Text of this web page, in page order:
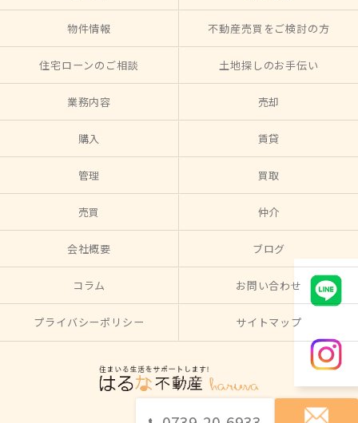
物件情報 不動産売買をご検討の方
住宅ローンのご相談 土地探しのお手伝い
業務内容 売却
購入 賃貸
管理 買取
売買 仲介
会社概要 ブログ
コラム お問い合わせ
プライバシーポリシー サイトマップ